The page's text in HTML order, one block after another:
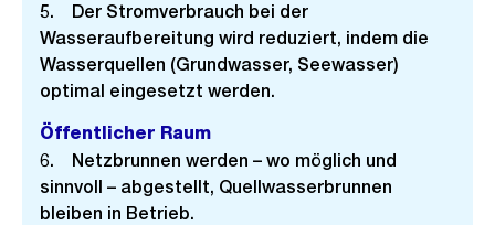
5. Der Stromverbrauch bei der
Wasseraufbereitung wird reduziert, indem die
Wasserquellen (Grundwasser, Seewasser)
optimal eingesetzt werden.
Öffentlicher Raum
6. Netzbrunnen werden – wo möglich und
sinnvoll – abgestellt, Quellwasserbrunnen
bleiben in Betrieb.